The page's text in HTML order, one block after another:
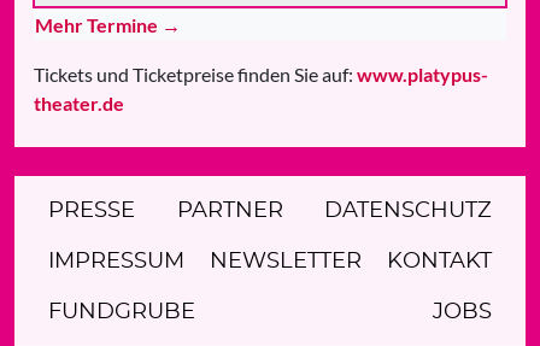
Mehr Termine →
Tickets und Ticketpreise finden Sie auf: www.platypus-
theater.de
PRESSE PARTNER DATENSCHUTZ
IMPRESSUM NEWSLETTER KONTAKT
FUNDGRUBE JOBS